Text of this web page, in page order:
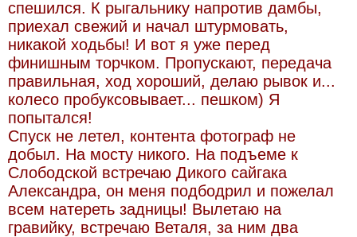
спешился. К рыгальнику напротив дамбы,
приехал свежий и начал штурмовать,
никакой ходьбы! И вот я уже перед
финишным торчком. Пропускают, передача
правильная, ход хороший, делаю рывок и...
колесо пробуксовывает... пешком) Я
попытался!
Спуск не летел, контента фотограф не
добыл. На мосту никого. На подъеме к
Слободской встречаю Дикого сайгака
Александра, он меня подбодрил и пожелал
всем натереть задницы! Вылетаю на
гравийку, встречаю Веталя, за ним два